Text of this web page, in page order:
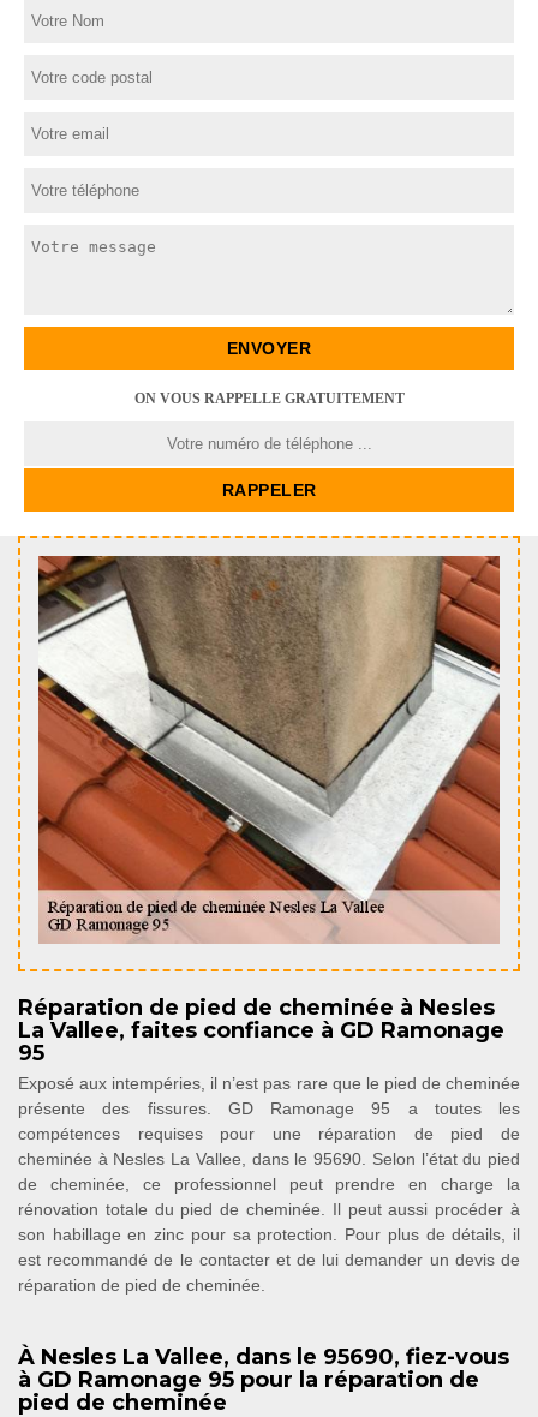
ON VOUS RAPPELLE GRATUITEMENT
Réparation de pied de cheminée à Nesles
La Vallee, faites confiance à GD Ramonage
95
Exposé aux intempéries, il n’est pas rare que le pied de cheminée
présente des fissures. GD Ramonage 95 a toutes les
compétences requises pour une réparation de pied de
cheminée à Nesles La Vallee, dans le 95690. Selon l’état du pied
de cheminée, ce professionnel peut prendre en charge la
rénovation totale du pied de cheminée. Il peut aussi procéder à
son habillage en zinc pour sa protection. Pour plus de détails, il
est recommandé de le contacter et de lui demander un devis de
réparation de pied de cheminée.
À Nesles La Vallee, dans le 95690, fiez-vous
à GD Ramonage 95 pour la réparation de
pied de cheminée